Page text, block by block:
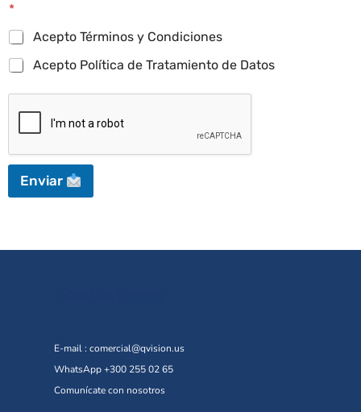
*
Acepto Términos y Condiciones
Acepto Política de Tratamiento de Datos
Enviar
E-mail : comercial@qvision.us
WhatsApp +300 255 02 65
Comunícate con nosotros